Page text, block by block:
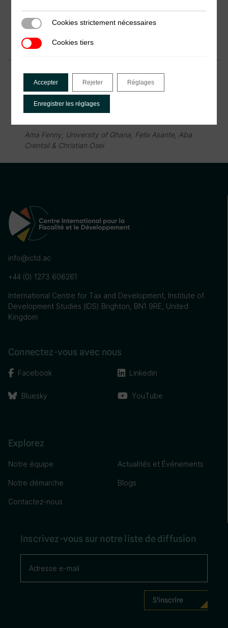
CRES & Kirsten van der Zee, REEP
Projet achevé
L’impact fiscal et sanitaire d’une
modification des droits d’accises sur le
Ama Fenny, University of Ghana, Felix Asante, Aba
Crentsil & Christian Osei
info@ictd.ac
+44 (0) 1273 606261
International Centre for Tax and Development, Institute of
Development Studies (IDS) Brighton, BN1 9RE, United
Kingdom
Connectez-vous avec nous
Facebook
Bluesky
Linkedin
YouTube
Explorez
Notre équipe
Notre démarche
Contactez-nous
Actualités et Événements
Blogs
Inscrivez-vous sur notre liste de diffusion
Cookies strictement nécessaires
Cookies strictement nécessaires
Cookies tiersCookies tiers
Accepter Rejeter Réglages
Enregistrer les réglages